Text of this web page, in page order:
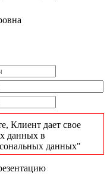
Клиент дает свое
данных в
данных"